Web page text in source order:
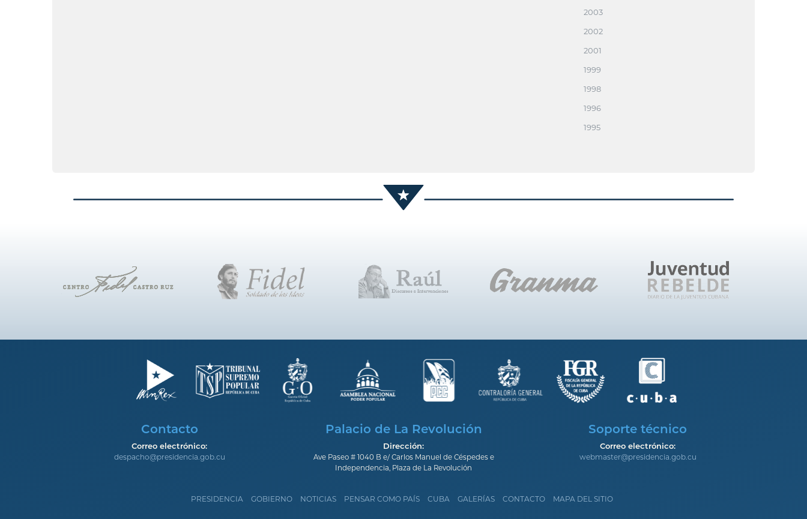
2003
2002
2001
1999
1998
1996
1995
Contacto
Correo electrónico:
despacho@presidencia.gob.cu
Palacio de La Revolución
Dirección:
Ave Paseo # 1040 B e/ Carlos Manuel de Céspedes e
Independencia, Plaza de La Revolución
Soporte técnico
Correo electrónico:
webmaster@presidencia.gob.cu
PRESIDENCIA GOBIERNO NOTICIAS PENSAR COMO PAÍS CUBA GALERÍAS CONTACTO MAPA DEL SITIO